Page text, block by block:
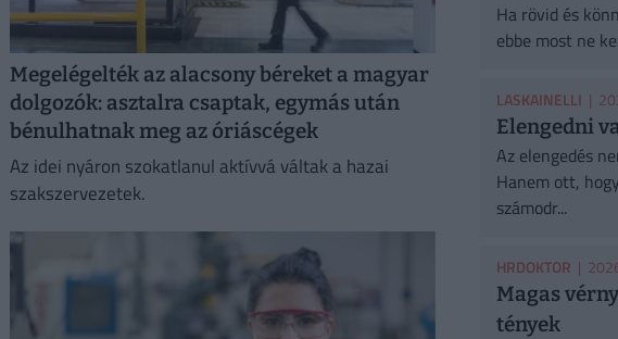
Megelégelték az alacsony béreket a magyar
dolgozók: asztalra csaptak, egymás után
bénulhatnak meg az óriáscégek
Az idei nyáron szokatlanul aktívvá váltak a hazai
szakszervezetek.
Ha rövid és
ebbe most ne
LASKAINELLI |
Elengedni
Az elengedés
Hanem ott,
számodr...
HRDOKTOR |
Magas
tények